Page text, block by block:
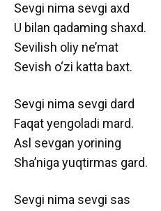
Sevgi nima sevgi axd
U bilan qadaming shaxd.
Sevilish oliy ne’mat
Sevish o‘zi katta baxt.
Sevgi nima sevgi dard
Faqat yengoladi mard.
Asl sevgan yorining
Sha’niga yuqtirmas gard.
Sevgi nima sevgi sas